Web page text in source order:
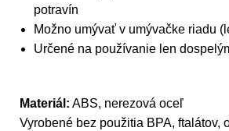
potravín
Možno umývať v umývačke riadu
Určené na používanie len
Materiál: ABS, nerezová oceľ
Vyrobené bez použitia BPA, ftalátov,